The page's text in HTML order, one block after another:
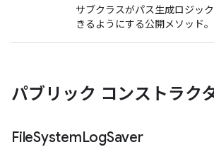
サブクラスがパス生成ロジッ
きるようにする公開メソッド。
パブリック コンストラク
FileSystemLogSaver